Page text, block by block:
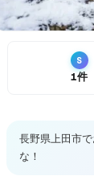
S
1件
長野県上田市
な！